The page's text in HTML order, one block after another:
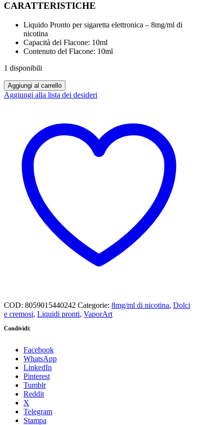
CARATTERISTICHE
Liquido Pronto per sigaretta elettronica – 8mg/ml di
nicotina
Capacità del Flacone: 10ml
Contenuto del Flacone: 10ml
1 disponibili
Vaporart
Special
all'amarena
8mg/ml
nicotina
Aggiungi al carrello
Aggiungi alla lista dei desideri
COD: 8059015440242 Categorie: 8mg/ml di nicotina, Dolci
e cremosi, Liquidi pronti, VaporArt
Condividi:
Facebook
WhatsApp
LinkedIn
Pinterest
Tumblr
Reddit
X
Telegram
Stampa